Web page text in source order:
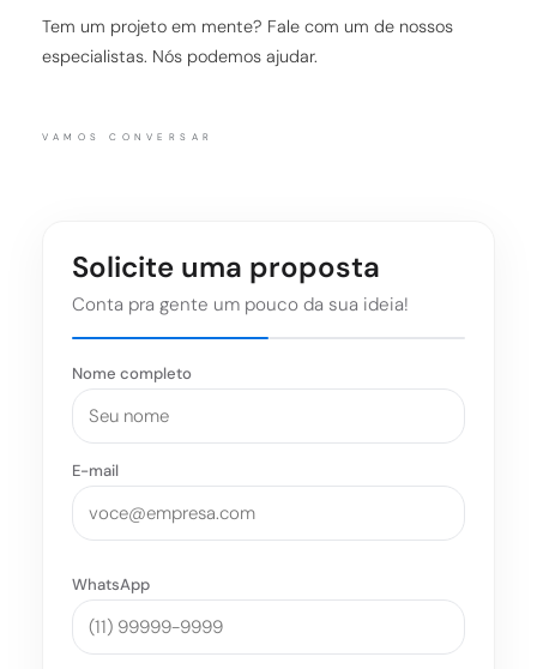
Tem um projeto em mente? Fale com um de nossos
especialistas. Nós podemos ajudar.
VAMOS CONVERSAR
Solicite uma proposta
Conta pra gente um pouco da sua ideia!
Nome completo
E-mail
WhatsApp